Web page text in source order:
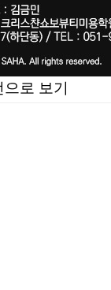
로 보기